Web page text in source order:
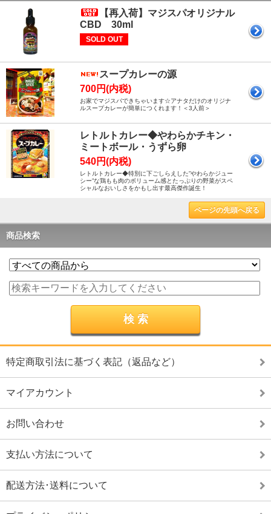
【再入荷】マジスパオリジナル
CBD 30ml
SOLD OUT
スープカレーの源
700円(内税)
お家でマジスパできちゃいます☆アナタだけのオリジナ
ルスープカレーが簡単につくれます！＜3人前＞
レトルトカレー◆やわらかチキン・
ミートボール・うずら卵
540円(内税)
レトルトカレー◆特別に下ごしらえした”やわらかジュー
シー”な鶏もも肉のボリューム感とたっぷりの野菜がスペ
シャルなおいしさをかもし出す最高傑作誕生！
ページの先頭へ戻る
商品検索
特定商取引法に基づく表記（返品など）
マイアカウント
お問い合わせ
支払い方法について
配送方法･送料について